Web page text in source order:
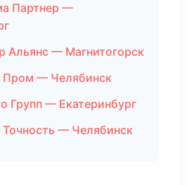
Партнер —
Альянс — Магнитогорск
Пром — Челябинск
Групп — Екатеринбург
— Челябинск